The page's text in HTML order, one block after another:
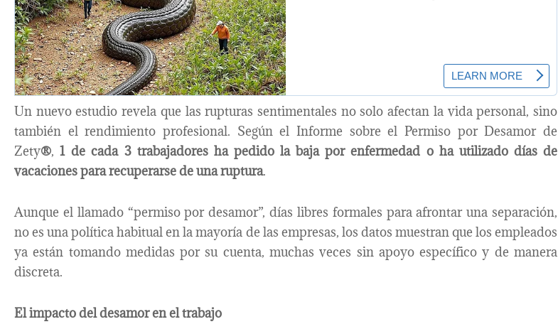
Un nuevo estudio revela que las rupturas sentimentales no solo afectan la vida personal, sino
también el rendimiento profesional. Según el Informe sobre el Permiso por Desamor de
Zety®,1 de cada 3 trabajadores ha pedido la baja por enfermedad o ha utilizado días de
vacaciones para recuperarse de una ruptura.
Aunque el llamado “permiso por desamor”, días libres formales para afrontar una separación,
no es una política habitual en la mayoría de las empresas, los datos muestran que los empleados
ya están tomando medidas por su cuenta, muchas veces sin apoyo específico y de manera
discreta.
El impacto del desamor en el trabajo